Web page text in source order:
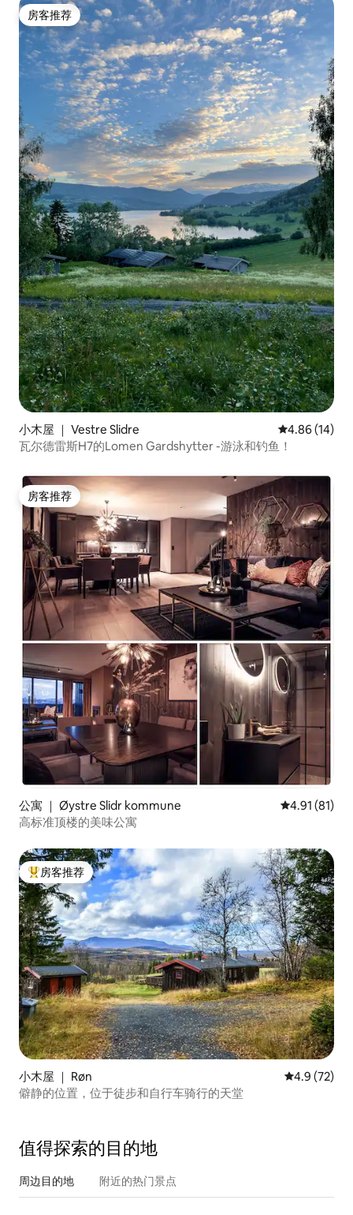
房客推荐
房客推荐
小木屋 ｜ Vestre Slidre 平均评分
4.86 (14)
瓦尔德雷斯H7的Lomen Gardshytter -游泳和钓鱼！
房客推荐
房客推荐
公寓 ｜ Øystre Slidr kommune 平均评分
4.91 (81)
高标准顶楼的美味公寓
热门「房客推荐」
房客推荐
小木屋 ｜ Røn 平均评分
4.9 (72)
僻静的位置，位于徒步和自行车骑行的天堂
值得探索的目的地
周边目的地 附近的热门景点